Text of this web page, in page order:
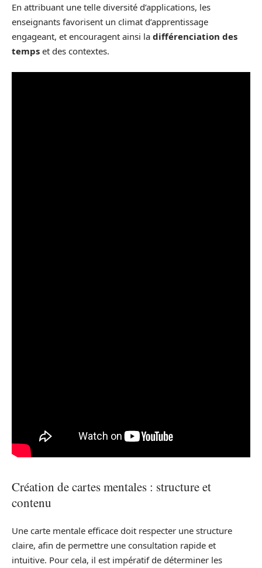
En attribuant une telle diversité d’applications, les
enseignants favorisent un climat d’apprentissage
engageant, et encouragent ainsi la différenciation des
temps et des contextes.
Création de cartes mentales : structure et
contenu
Une carte mentale efficace doit respecter une structure
claire, afin de permettre une consultation rapide et
intuitive. Pour cela, il est impératif de déterminer les